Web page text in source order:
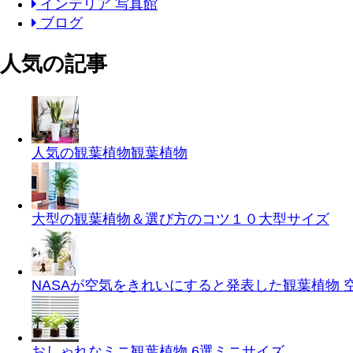
インテリア 写真館
ブログ
人気の記事
人気の観葉植物観葉植物
大型の観葉植物＆選び方のコツ１０ 大型サイズ
NASAが空気をきれいにすると発表した観葉植物